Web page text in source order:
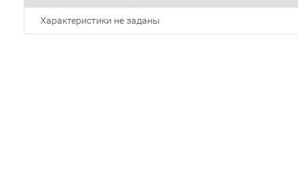
Характеристики не заданы